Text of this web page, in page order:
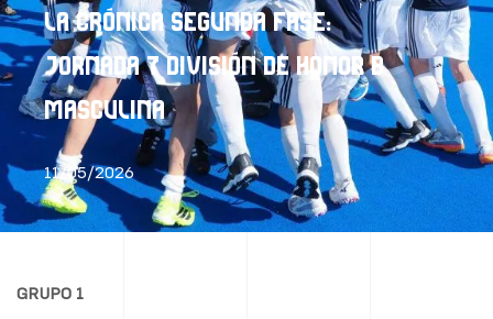
LA CRÓNICA SEGUNDA FASE:
JORNADA 7 DIVISIÓN DE HONOR B
MASCULINA
11/05/2026
GRUPO 1